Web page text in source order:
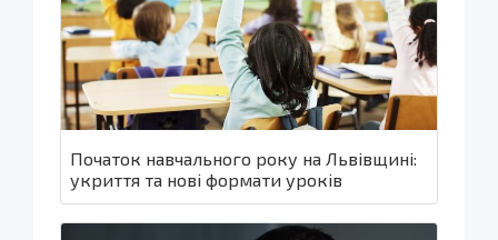
Початок навчального року на Львівщині:
укриття та нові формати уроків